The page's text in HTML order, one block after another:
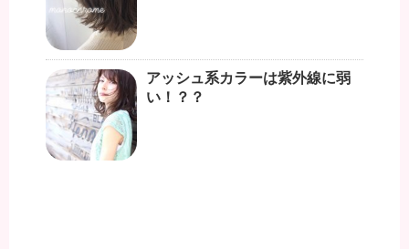
アッシュ系カラーは紫外線に弱
い！？？